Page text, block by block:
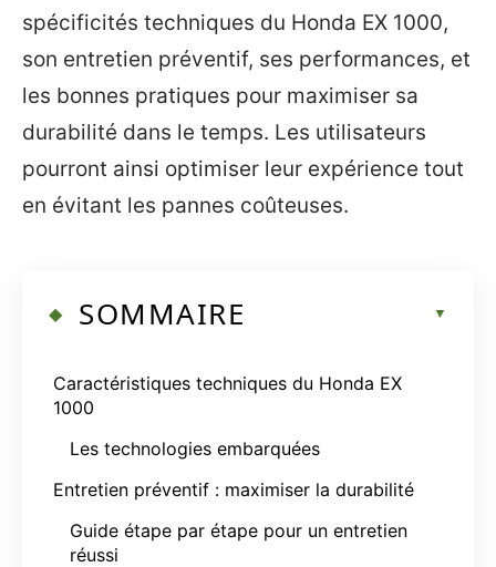
spécificités techniques du Honda EX 1000,
son entretien préventif, ses performances, et
les bonnes pratiques pour maximiser sa
durabilité dans le temps. Les utilisateurs
pourront ainsi optimiser leur expérience tout
en évitant les pannes coûteuses.
SOMMAIRE
Caractéristiques techniques du Honda EX
1000
Les technologies embarquées
Entretien préventif : maximiser la durabilité
Guide étape par étape pour un entretien
réussi